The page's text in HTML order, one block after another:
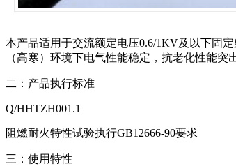
本产品适用于交流额定电压0.6/1KV及以下固
（高寒）环境下电气性能稳定，抗老化性能
二：产品执行标准
Q/HHTZH001.1
阻燃耐火特性试验执行GB12666-90要求
三：使用特性